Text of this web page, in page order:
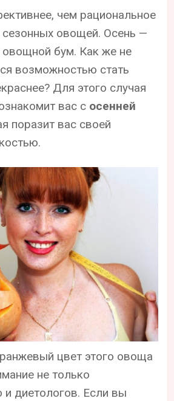
чем рациональное
сезонных овощей. Осень —
овощной бум. Как же не
возможностью стать
Для этого случая
вас с осенней
поразит вас своей
цвет этого овоща
не только
и диетологов. Если вы